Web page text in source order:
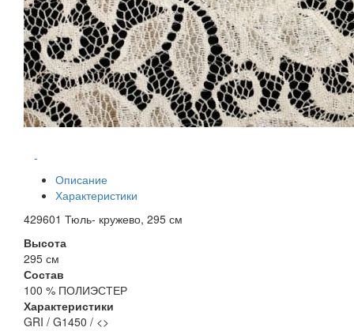
-
Описание
Характеристики
429601 Тюль- кружево, 295 см
Высота
295 см
Состав
100 % ПОЛИЭСТЕР
Характеристики
GRI / G1450 / <>